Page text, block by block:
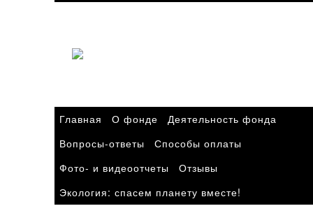
Главная О фонде
Деятельность фонда
Вопросы-ответы
Способы оплаты
Фото- и видеоотчеты
Отзывы
Экология: спасем планету вместе!